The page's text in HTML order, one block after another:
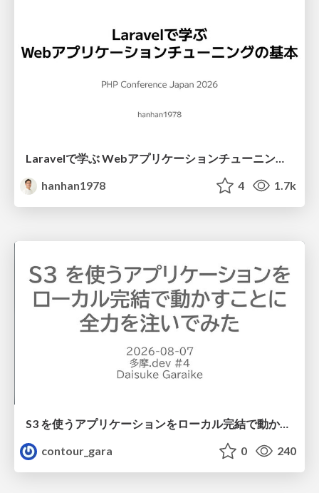
hanhan1978
4 1.7k
S3 を使うアプリケーションをローカル完結で動かすことに全力を注いでみた / Running S3 Apps Offline
contour_gara
0 240